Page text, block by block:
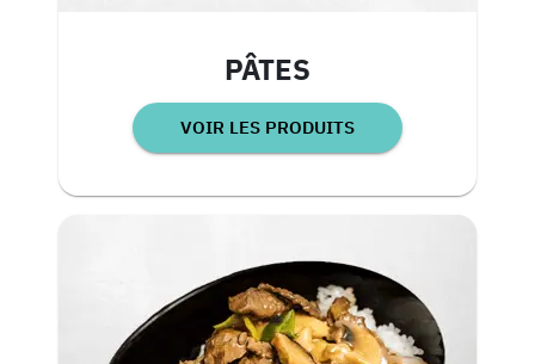
PÂTES
VOIR LES PRODUITS